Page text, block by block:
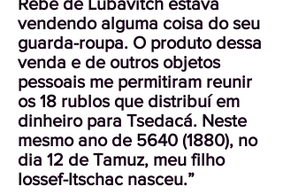
vendendo alguma coisa do seu
guarda-roupa. O produto dessa
venda e de outros objetos
pessoais me permitiram reunir
os 18 rublos que distribuí em
dinheiro para Tsedacá. Neste
mesmo ano de 5640 (1880), no
dia 12 de Tamuz, meu filho
Iossef-Itschac nasceu.”